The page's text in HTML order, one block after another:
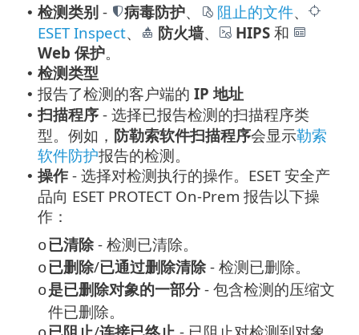
• 检测类别 - 病毒防护、 阻止的文件、
ESET Inspect、 防火墙、 HIPS 和
Web 保护。
• 检测类型
• 报告了检测的客户端的 IP 地址
• 扫描程序 - 选择已报告检测的扫描程序类
型。例如， 防勒索软件扫描程序会显示勒索
软件防护报告的检测。
• 操作 - 选择对检测执行的操作。ESET 安全产
品向 ESET PROTECT On-Prem 报告以下操
作：
o已清除 - 检测已清除。
o已删除/已通过删除清除 - 检测已删除。
o是已删除对象的一部分- 包含检测的压缩文
件已删除。
已阻止/连接已终止 - 已阻止对检测到对象